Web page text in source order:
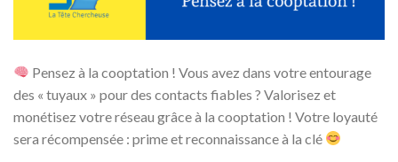
Pensez à la cooptation ! Vous avez dans votre entourage
des « tuyaux » pour des contacts fiables ? Valorisez et
monétisez votre réseau grâce à la cooptation ! Votre loyauté
sera récompensée : prime et reconnaissance à la clé